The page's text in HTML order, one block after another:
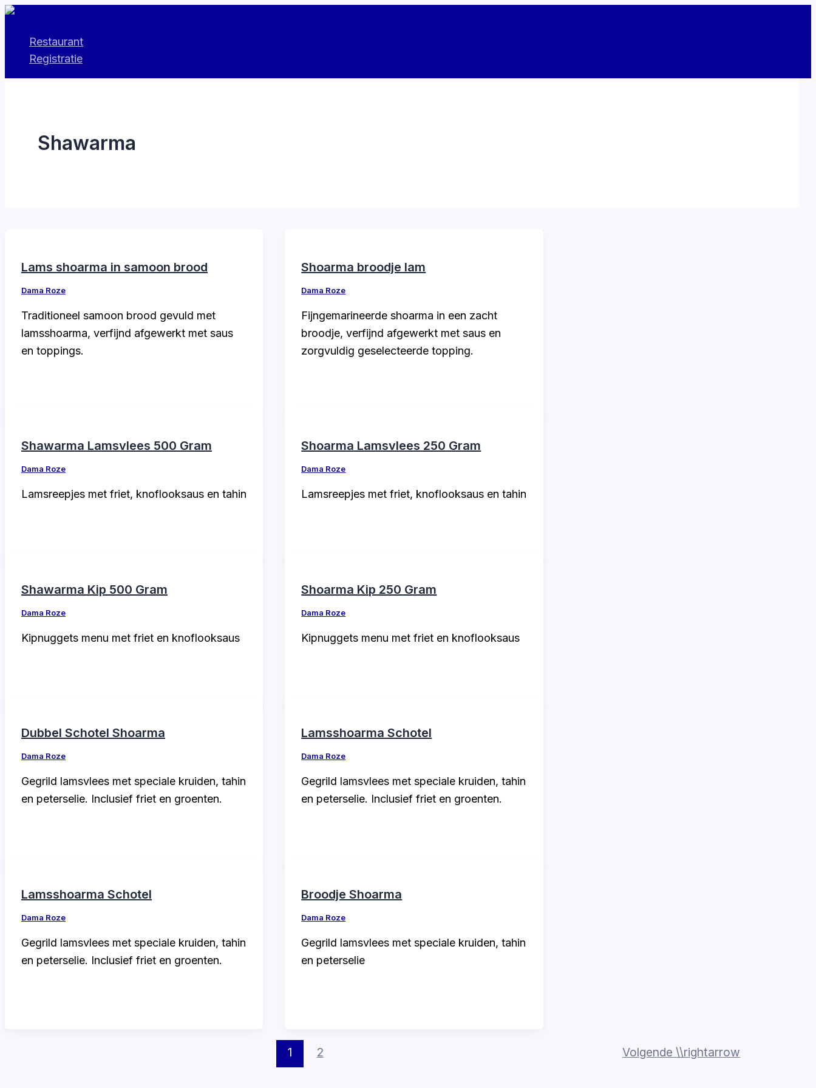
Ga
inhoud
Restaurant
Registratie
Shawarma
Lams shoarma in samoon brood
Dama Roze
Traditioneel samoon brood gevuld met
lamsshoarma, verfijnd afgewerkt met saus
en toppings.
Shoarma broodje lam
Dama Roze
Fijngemarineerde shoarma in een zacht
broodje, verfijnd afgewerkt met saus en
zorgvuldig geselecteerde topping.
Shawarma Lamsvlees 500 Gram
Dama Roze
Lamsreepjes met friet, knoflooksaus en tahin
Shoarma Lamsvlees 250 Gram
Dama Roze
Lamsreepjes met friet, knoflooksaus en tahin
Shawarma Kip 500 Gram
Dama Roze
Kipnuggets menu met friet en knoflooksaus
Shoarma Kip 250 Gram
Dama Roze
Kipnuggets menu met friet en knoflooksaus
Dubbel Schotel Shoarma
Dama Roze
Gegrild lamsvlees met speciale kruiden, tahin
en peterselie. Inclusief friet en groenten.
Lamsshoarma Schotel
Dama Roze
Gegrild lamsvlees met speciale kruiden, tahin
en peterselie. Inclusief friet en groenten.
Lamsshoarma Schotel
Dama Roze
Gegrild lamsvlees met speciale kruiden, tahin
en peterselie. Inclusief friet en groenten.
Broodje Shoarma
Dama Roze
Gegrild lamsvlees met speciale kruiden, tahin
en peterselie
1 2 Volgende\\rightarrow